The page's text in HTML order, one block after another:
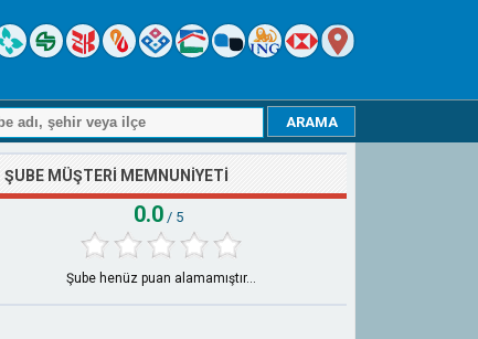
ŞUBE MÜŞTERI MEMNUNIYETI
0.0 / 5
Şube henüz puan alamamıştır...